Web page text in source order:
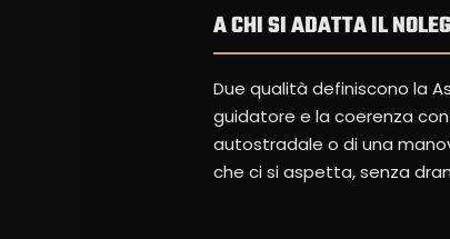
A CHI SI ADATTA IL
Due qualità definiscono la
guidatore e la coerenza
autostradale o di una
che ci si aspetta, senza